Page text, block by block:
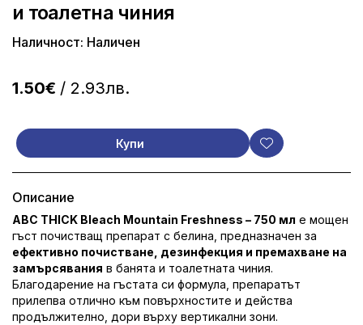
и тоалетна чиния
Наличност: Наличен
1.50€ / 2.93лв.
Купи
Описание
ABC THICK Bleach Mountain Freshness – 750 мл е мощен
гъст почистващ препарат с белина, предназначен за
ефективно почистване, дезинфекция и премахване на
замърсявания в банята и тоалетната чиния.
Благодарение на гъстата си формула, препаратът
прилепва отлично към повърхностите и действа
продължително, дори върху вертикални зони.